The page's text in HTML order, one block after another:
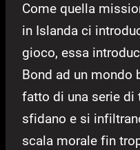
Come quella
in Islanda ci
gioco, essa
Bond ad un mondo
fatto di una serie
sfidano e si
scala morale fin